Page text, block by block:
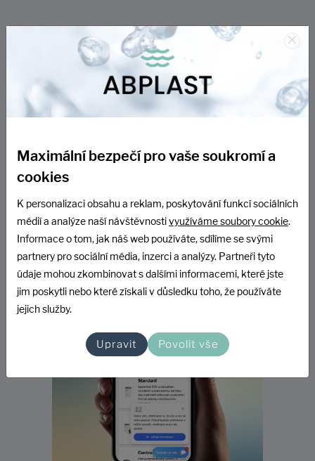
Další hodnocení
×
Maximální bezpečí pro vaše soukromí a
cookies
K personalizaci obsahu a reklam, poskytování funkcí sociálních
médií a analýze naší návštěvnostivyužíváme soubory cookie.
Informace o tom, jak náš web používáte, sdílíme se svými
partnery pro sociální média, inzerci a analýzy. Partneři tyto
údaje mohou zkombinovat s dalšími informacemi, které jste
jim poskytli nebo které získali v důsledku toho, že používáte
jejich služby.
Upravit Povolit vše